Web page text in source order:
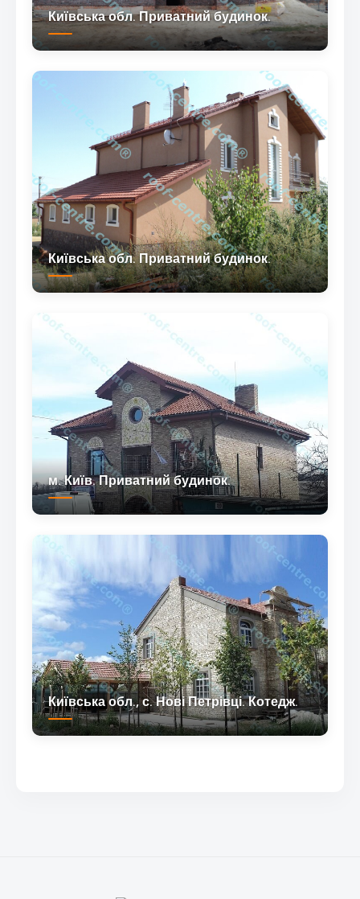
Київська обл. Приватний будинок.
Київська обл. Приватний будинок.
м. Київ. Приватний будинок.
Київська обл., с. Нові Петрівці. Котедж.